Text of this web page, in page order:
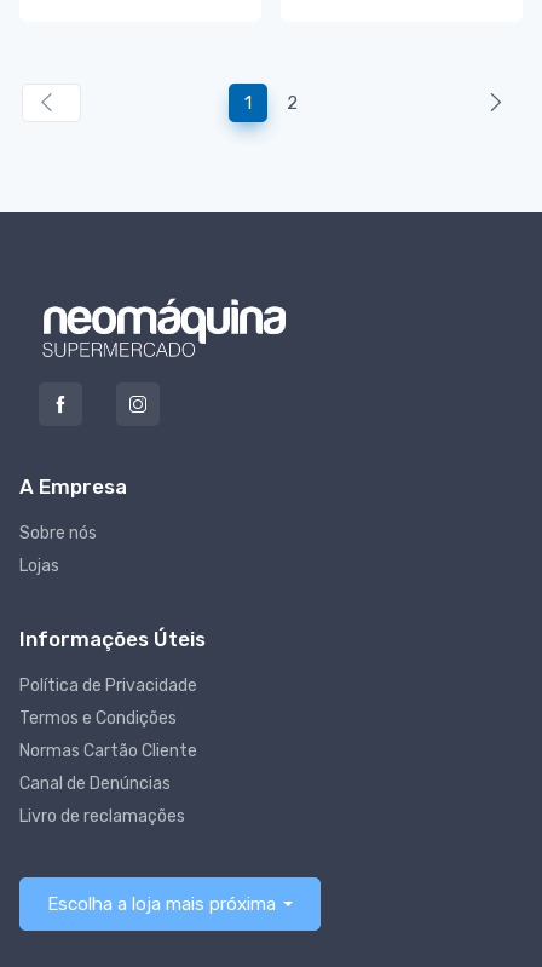
1 2
A Empresa
Sobre nós
Lojas
Informações Úteis
Política de Privacidade
Termos e Condições
Normas Cartão Cliente
Canal de Denúncias
Livro de reclamações
Escolha a loja mais próxima